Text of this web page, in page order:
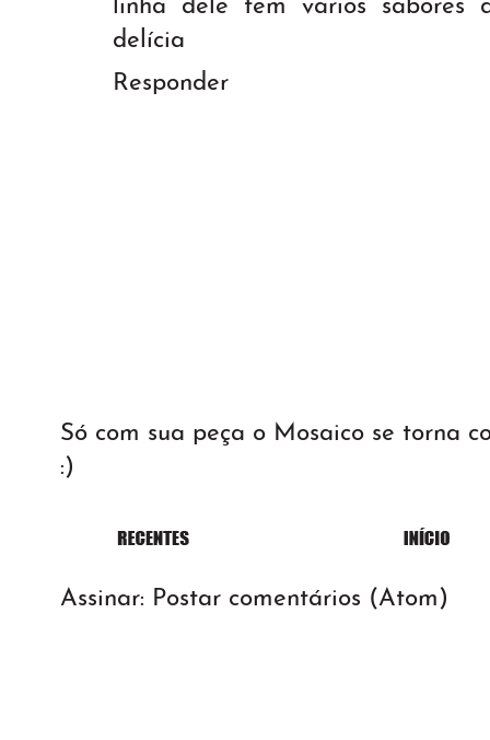
linha dele tem varios sabores
delícia
Responder
Só com sua peça o Mosaico se torna
:)
Assinar: Postar comentários (Atom)